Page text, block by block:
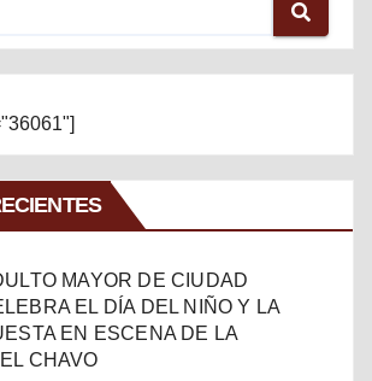
MAYOR DE CIUDAD
EL DÍA DEL NIÑO Y LA
EN ESCENA DE LA
CHAVO